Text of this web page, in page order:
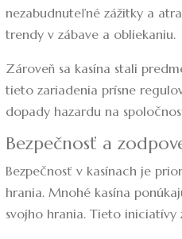
nezabudnuteľné zážitky a
trendy v zábave a obliekaniu.
Zároveň sa kasína stali
tieto zariadenia prísne
dopady hazardu na
Bezpečnosť a
Bezpečnosť v kasínach je
hrania. Mnohé kasína
svojho hrania. Tieto iniciatívy